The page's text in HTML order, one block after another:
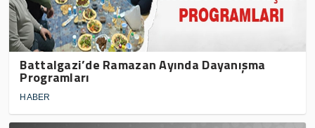
Battalgazi’de Ramazan Ayında Dayanışma
Programları
HABER